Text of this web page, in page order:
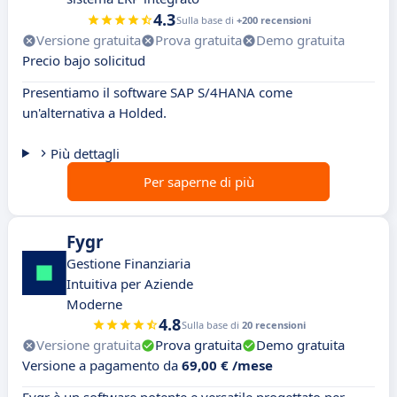
4.3Sulla base di +200 recensioni
Versione gratuita Prova gratuita
Demo gratuita
Precio bajo solicitud
Presentiamo il software SAP S/4HANA come
un'alternativa a Holded.
Più dettagli
Per saperne di più
Fygr
Gestione Finanziaria
Intuitiva per Aziende
Moderne
4.8Sulla base di 20 recensioni
Versione gratuita Prova gratuita
Demo gratuita
Versione a pagamento da 69,00 € /mese